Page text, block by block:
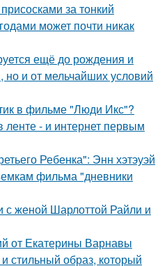
за тонкий
может почти никак
ещё до рождения и
но и от мельчайших условий
в фильме "Люди Икс"?
ленте - и интернет первым
Ребенка": Энн хэтэуэй
фильма "дневники
с женой Шарлоттой Райли и
от Екатерины Варнавы
стильный образ, который